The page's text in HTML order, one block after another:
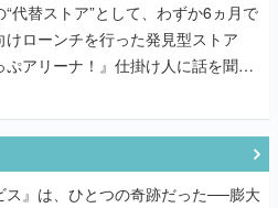
“代替ストア”として、わずか6ヵ月で
けローンチを行った発見型ストア
ぷアリーナ！』仕掛け人に話を聞い
ス』は、ひとつの奇跡だった──膨大